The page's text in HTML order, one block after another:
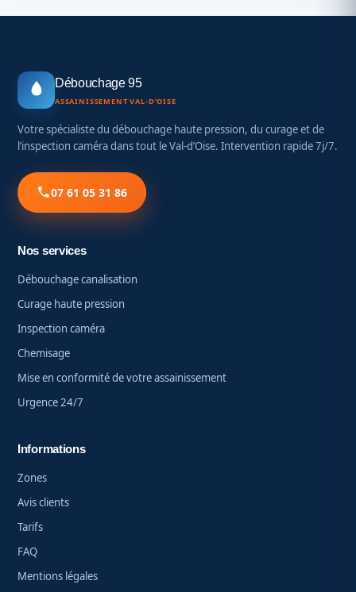
h
p
a
r
m
i
l
d
i
f
é
r
e
n
s
e
r
i
s
Débouchage 95
ASSAINISSEMENT VAL-D’OISE
Votre spécialiste du débouchage haute pression, du curage et de
l’inspection caméra dans tout le Val-d’Oise. Intervention rapide 7j/7.
07 61 05 31 86
Nos services
Débouchage canalisation
Curage haute pression
Inspection caméra
Chemisage
Mise en conformité de votre assainissement
Urgence 24/7
Informations
Zones
Avis clients
Tarifs
FAQ
Mentions légales